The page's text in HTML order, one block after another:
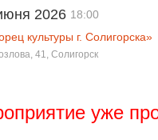
2026 18:00
культуры г. Солигорска»
41, Солигорск
уже